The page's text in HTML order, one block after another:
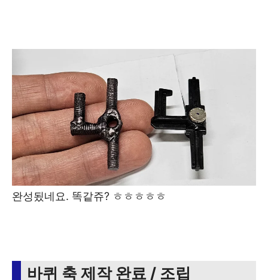
완성됬네요. 똑같쥬? ㅎㅎㅎㅎㅎ
바퀴 축 제작 완료 / 조립